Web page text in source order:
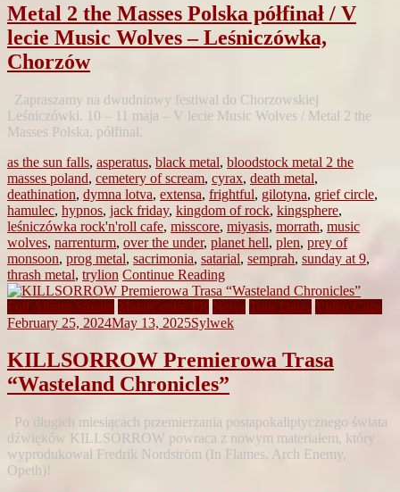
Metal 2 the Masses Polska półfinał / V
lecie Music Wolves – Leśniczówka,
Chorzów
Zapraszamy na dwudniowy festiwal do Chorzowskiej
Leśniczówki. 10 – 11 maja – V lecie Music Wolves / Metal 2 the
Masses Polska, półfinał.
as the sun falls, asperatus, black metal, bloodstock metal 2 the
masses poland, cemetery of scream, cyrax, death metal,
deathination, dymna lotva, extensa, frightful, gilotyna, grief circle,
hamulec, hypnos, jack friday, kingdom of rock, kingsphere,
leśniczówka rock'n'roll cafe, misscore, miyasis, morrath, music
wolves, narrenturm, over the under, planet hell, plen, prey of
monsoon, prog metal, sacrimonia, satarial, semprah, sunday at 9,
thrash metal, trylion Continue Reading
Full Album Stream MetalCentre PR News Tour Dates Video Clips
February 25, 2024May 13, 2025Sylwek
KILLSORROW Premierowa Trasa
“Wasteland Chronicles”
Po długich miesiącach przemierzania postapokaliptycznego świata
dźwięków KILLSORROW powraca z nowym materiałem, który
wyprodukował Fredrik Nordström (In Flames, Arch Enemy,
Opeth)!